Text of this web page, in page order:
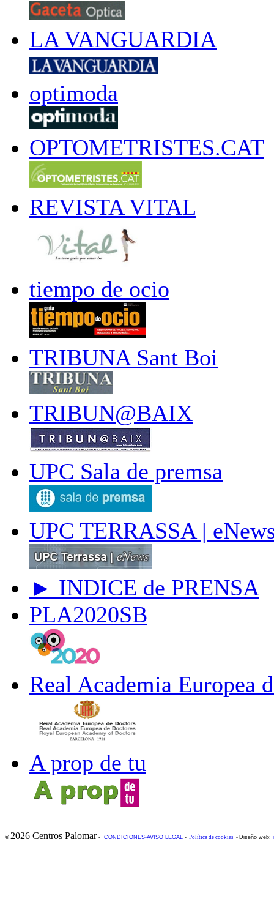
LA VANGUARDIA
optimoda
OPTOMETRISTES.CAT
REVISTA VITAL
tiempo de ocio
TRIBUNA Sant Boi
TRIBUN@BAIX
UPC Sala de premsa
UPC TERRASSA |
► INDICE de PRENSA
PLA2020SB
Real Academia Europea
A prop de tu
© 2026 Centros Palomar- CONDICIONES-AVISO LEGAL - Política de cookies - Diseño web: